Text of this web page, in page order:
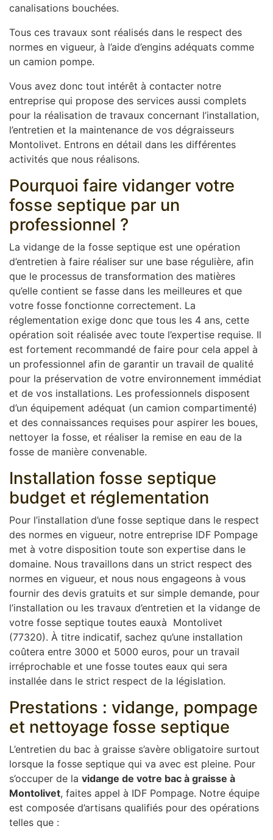
canalisations bouchées.
Tous ces travaux sont réalisés dans le respect des
normes en vigueur, à l’aide d’engins adéquats comme
un camion pompe.
Vous avez donc tout intérêt à contacter notre
entreprise qui propose des services aussi complets
pour la réalisation de travaux concernant l’installation,
l’entretien et la maintenance de vos dégraisseurs
Montolivet. Entrons en détail dans les différentes
activités que nous réalisons.
Pourquoi faire vidanger votre
fosse septique par un
professionnel ?
La vidange de la fosse septique est une opération
d’entretien à faire réaliser sur une base régulière, afin
que le processus de transformation des matières
qu’elle contient se fasse dans les meilleures et que
votre fosse fonctionne correctement. La
réglementation exige donc que tous les 4 ans, cette
opération soit réalisée avec toute l’expertise requise. Il
est fortement recommandé de faire pour cela appel à
un professionnel afin de garantir un travail de qualité
pour la préservation de votre environnement immédiat
et de vos installations. Les professionnels disposent
d’un équipement adéquat (un camion compartimenté)
et des connaissances requises pour aspirer les boues,
nettoyer la fosse, et réaliser la remise en eau de la
fosse de manière convenable.
Installation fosse septique
budget et réglementation
Pour l’installation d’une fosse septique dans le respect
des normes en vigueur, notre entreprise IDF Pompage
met à votre disposition toute son expertise dans le
domaine. Nous travaillons dans un strict respect des
normes en vigueur, et nous nous engageons à vous
fournir des devis gratuits et sur simple demande, pour
l’installation ou les travaux d’entretien et la vidange de
votre fosse septique toutes eauxà Montolivet
(77320). À titre indicatif, sachez qu’une installation
coûtera entre 3000 et 5000 euros, pour un travail
irréprochable et une fosse toutes eaux qui sera
installée dans le strict respect de la législation.
Prestations : vidange, pompage
et nettoyage fosse septique
L’entretien du bac à graisse s’avère obligatoire surtout
lorsque la fosse septique qui va avec est pleine. Pour
s’occuper de la vidange de votre bac à graisse à
Montolivet, faites appel à IDF Pompage. Notre équipe
est composée d’artisans qualifiés pour des opérations
telles que :